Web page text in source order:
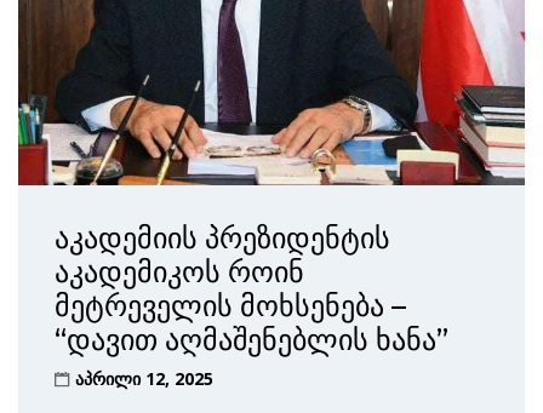
აკადემიის პრეზიდენტის
აკადემიკოს როინ
მეტრეველის მოხსენება –
“დავით აღმაშენებლის ხანა”
აპრილი 12, 2025